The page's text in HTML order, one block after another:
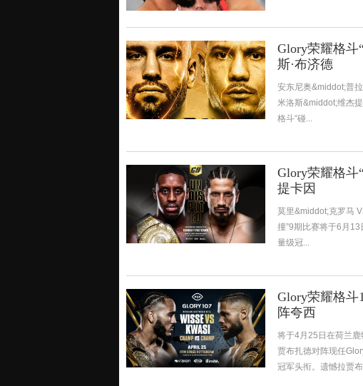
Glory荣耀格斗
斯·布济德
安东尼奥&middot;普
米洛斯&middot;维杰
格斗“碰...
Glory荣耀格斗
提卡因
莫里&middot;克罗马
撞”9期比赛将于6月
量级冠...
Glory荣耀格斗
阵夸西
将于4月25日在荷兰
贾布扎德对阵现任
冠军头衔。遗憾拉贾